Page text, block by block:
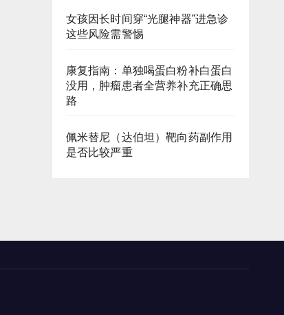
女孩因长时间穿“光腿神器”进急诊
这些风险需警惕
康复指南：单独喝蛋白粉补白蛋白
没用，肿瘤患者全营养补充正确思
路
佩米替尼（达伯坦）靶向药副作用
是否比较严重